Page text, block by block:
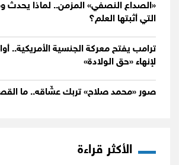
«الصداع النصفي» المزمن.. لماذا يحدث
التي أثبتها العلم؟
ترامب يفتح معركة الجنسية الأمريكية..
لإنهاء «حق الولادة»
صور «محمد صلاح» تربك عشّاقه.. ما
الأكثر قراءة